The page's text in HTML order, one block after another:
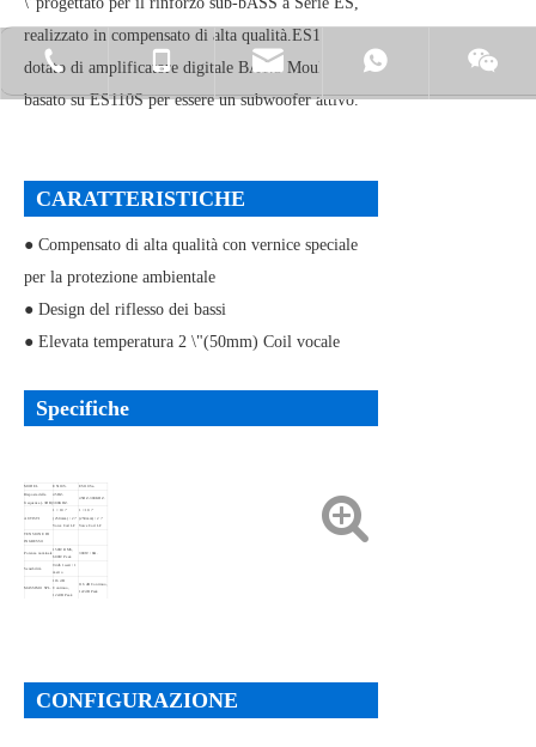
realizzato in compensato di alta qualità.ES110SA è
dotato di amplificatore digitale BA1.3 Moulder
basato su ES110S per essere un subwoofer attivo.
CARATTERISTICHE
● Compensato di alta qualità con vernice speciale
per la protezione ambientale
● Design del riflesso dei bassi
● Elevata temperatura 2 \"(50mm) Coil vocale
Specifiche
MODEL ES110S.
ES110Sa.
Risposta della
frequenza (-3DB)
45HZ-
300KHZ.
45HZ-300KHZ.
AUTISTI
1 × 10 \"
(250mm) / 2 \"
Voice Coil LF
1 × 10 \"
(250mm) / 2 \"
Voice Coil LF
TENSIONE DI
INGRESSO
Potenza nominale
150W RMS,
600W Peak
300W / 8Ω.
Sensibilità
94db 1watt / 1
metro
MASSIMO SPL.
116 dB
Continuo,
122dB Peak
116 dB Continuo,
122dB Peak
470mm
PESO NETTO 13 kg / pc
15 kg / pc
CONFIGURAZIONE
+ 86-76922781017-826
+ 86-138-